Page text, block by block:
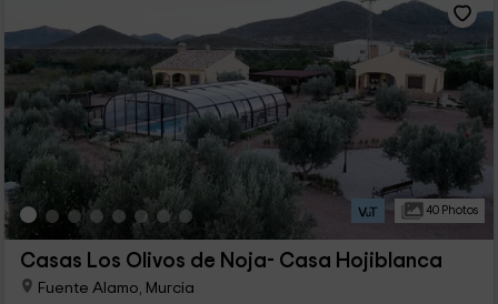
40 Photos
Casas Los Olivos de Noja- Casa Hojiblanca
Fuente Alamo, Murcia